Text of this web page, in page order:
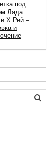
под
Лада
и Х Рей –
и